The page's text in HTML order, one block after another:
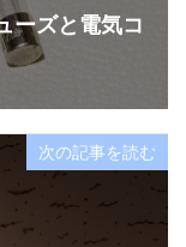
ーズと電気コ
次の記事を読む